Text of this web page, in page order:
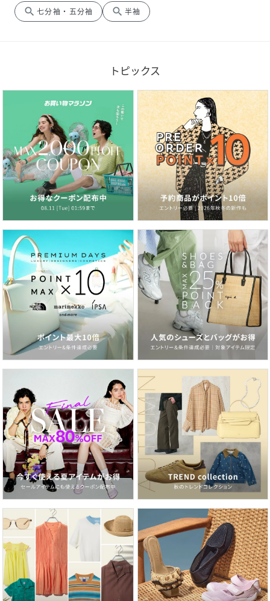
search 七分袖・五分袖 search 半袖
トピックス